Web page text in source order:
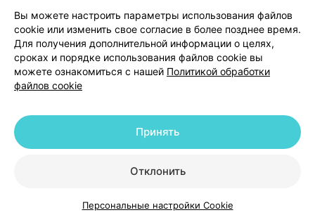
КаталогКорзинаИзбранноеПрофиль
Нечастые: артралгия, мышечные спазмы, боль в
шее.
Общие расстройства:
Частые: утомляемость.
Нечастые: боль в груди, боль.
Лабораторные и инструментальные данные:
Нечастые: повышение активности
Вы можете настроить параметры использования файлов
cookie или изменить свое согласие в более позднее время.
Для получения дополнительной информации о целях,
сроках и порядке использования файлов cookie вы
можете ознакомиться с нашей Политикой обработки
файлов cookie
Отклонить
Принять
Персональные настройки Cookie